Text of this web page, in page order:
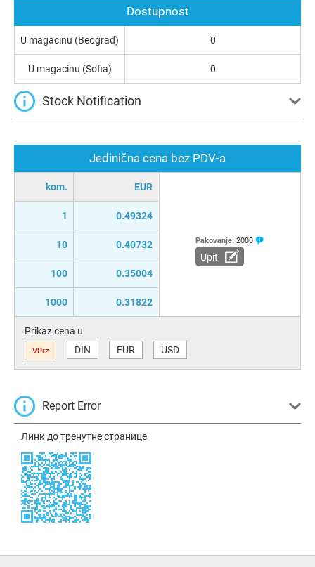
Jedinična cena bez PDV-a
kom. EUR
1 0.49324
10 0.40732
100 0.35004
1000 0.31822
Pakovanje:2000
Upit
Prikaz cena u
VPrz DIN EUR USD
Report Error
Линк до тренутне странице
Dostupnost
U magacinu (Beograd) 0
U magacinu (Sofia) 0
Stock Notification